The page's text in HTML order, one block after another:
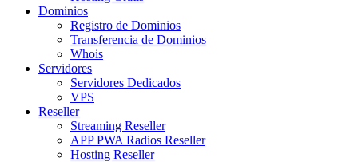
Dominios
Registro de Dominios
Transferencia de Dominios
Whois
Servidores
Servidores Dedicados
VPS
Reseller
Streaming Reseller
APP PWA Radios Reseller
Hosting Reseller